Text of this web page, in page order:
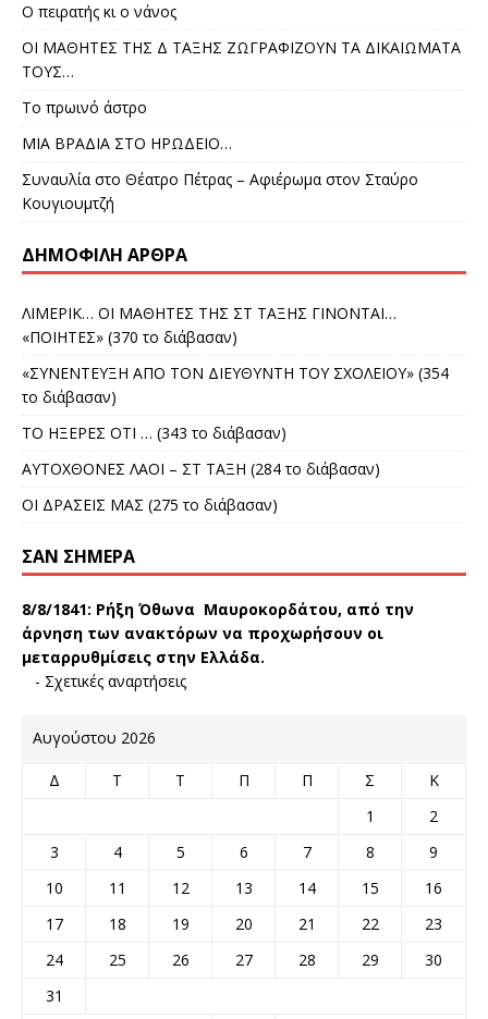
Ο πειρατής κι ο νάνος
ΟΙ ΜΑΘΗΤΕΣ ΤΗΣ Δ ΤΑΞΗΣ ΖΩΓΡΑΦΙΖΟΥΝ ΤΑ ΔΙΚΑΙΩΜΑΤΑ
ΤΟΥΣ…
Το πρωινό άστρο
ΜΙΑ ΒΡΑΔΙΑ ΣΤΟ ΗΡΩΔΕΙΟ…
Συναυλία στο Θέατρο Πέτρας – Αφιέρωμα στον Σταύρο
Κουγιουμτζή
ΔΗΜΟΦΙΛΉ ΆΡΘΡΑ
ΛΙΜΕΡΙΚ… ΟΙ ΜΑΘΗΤΕΣ ΤΗΣ ΣΤ ΤΑΞΗΣ ΓΙΝΟΝΤΑΙ…
«ΠΟΙΗΤΕΣ» (370 το διάβασαν)
«ΣΥΝΕΝΤΕΥΞΗ ΑΠΟ ΤΟΝ ΔΙΕΥΘΥΝΤΗ ΤΟΥ ΣΧΟΛΕΙΟΥ» (354
το διάβασαν)
ΤΟ ΗΞΕΡΕΣ ΟΤΙ … (343 το διάβασαν)
ΑΥΤΟΧΘΟΝΕΣ ΛΑΟΙ – ΣΤ ΤΑΞΗ (284 το διάβασαν)
ΟΙ ΔΡΑΣΕΙΣ ΜΑΣ (275 το διάβασαν)
ΣΑΝ ΣΉΜΕΡΑ
8/8/1841: Ρήξη Όθωνα  Μαυροκορδάτου, από την
άρνηση των ανακτόρων να προχωρήσουν οι
μεταρρυθμίσεις στην Ελλάδα.
- Σχετικές αναρτήσεις
Αυγούστου 2026
Δ Τ Τ Π Π Σ
Κ
1
2
3
4 5 6 7 8
9
10
11 12 13 14 15
16
17
18 19 20 21 22
23
24
25 26 27 28 29
30
31